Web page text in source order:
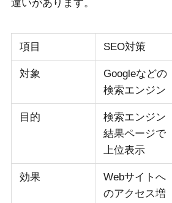
違いがあります。
項目 SEO対策
対象
Googleなどの
検索エンジン
目的
検索エンジン
結果ページで
上位表示
効果
Webサイトへ
のアクセス増